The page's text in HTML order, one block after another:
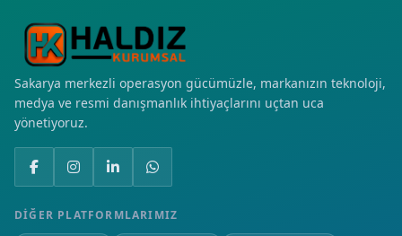
Hüseyinçelebi
İsmetpaşa
Karaali
Kıranköy
Musalla
Sakarya merkezli operasyon gücümüzle, markanızın teknoloji,
medya ve resmi danışmanlık ihtiyaçlarını uçtan uca
yönetiyoruz.
DIĞER PLATFORMLARIMIZ